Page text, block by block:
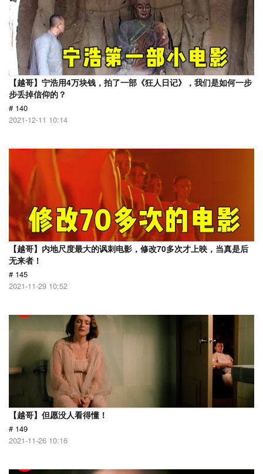
【越哥】宁浩用4万块钱，拍了一部《狂人日记》，我们是如何一步
步丢掉信仰的？
# 140
2021-12-11 10:14
【越哥】内地尺度最大的讽刺电影，修改70多次才上映，当真是后
无来者！
# 145
2021-11-29 10:52
【越哥】但愿没人看得懂！
# 149
2021-11-26 10:16